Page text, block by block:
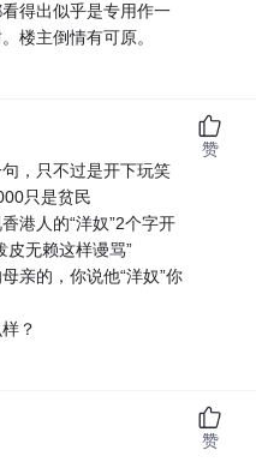
得出似乎是专用作一
楼主倒情有可原。
，只不过是开下玩笑
只是贫民
港人的“洋奴”2个字开
皮无赖这样谩骂”
亲的，你说他“洋奴”你
？
赞
赞